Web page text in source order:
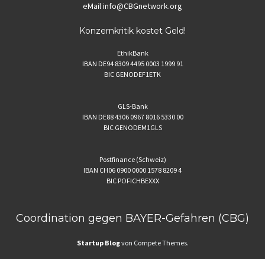
eMailinfo@CBGnetwork.org
Konzernkritik kostet Geld!
EthikBank
IBAN DE94 8309 4495 0003 1999 91
BIC GENODEF1ETK
GLS-Bank
IBAN DE88 4306 0967 8016 5330 00
BIC GENODEM1GLS
Postfinance (Schweiz)
IBAN CH06 0900 0000 1578 8209 4
BIC POFICHBEXXX
Coordination gegen BAYER-Gefahren (CBG)
Startup Blogvon Compete Themes.